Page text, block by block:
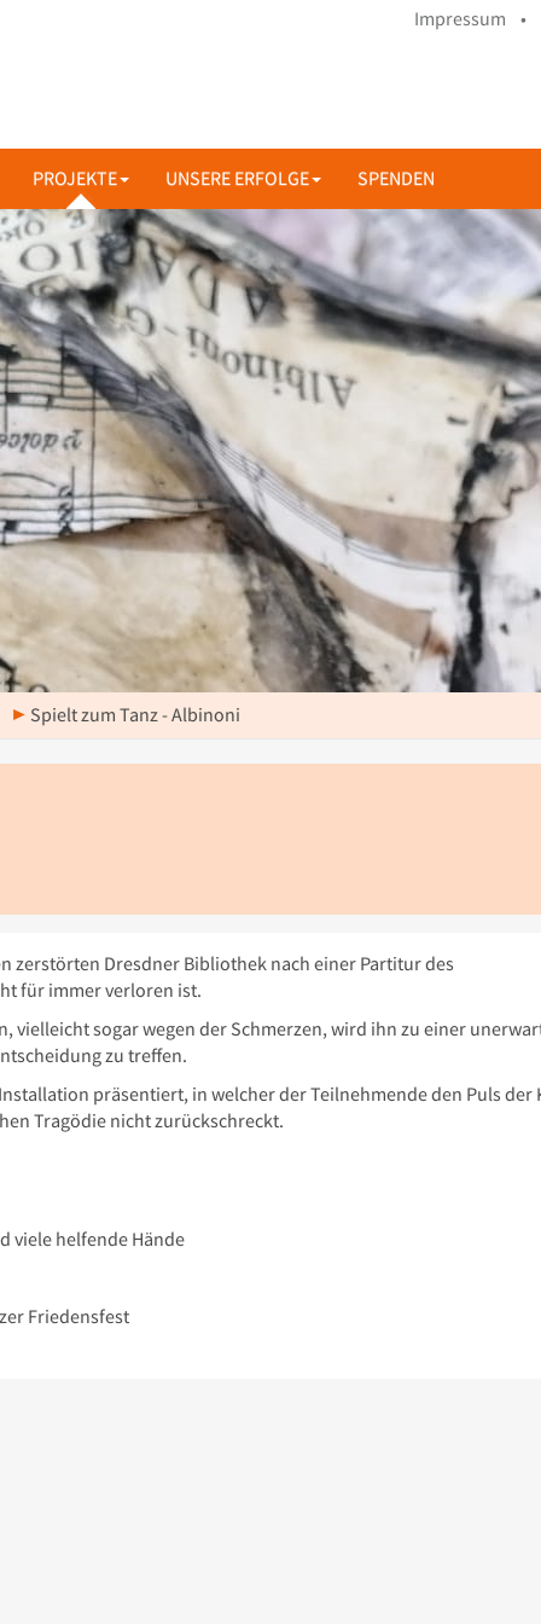
Impressum •
PROJEKTE UNSERE ERFOLGE SPENDEN
Spielt zum Tanz - Albinoni
zerstörten Dresdner Bibliothek nach einer Partitur des
für immer verloren ist.
vielleicht sogar wegen der Schmerzen, wird ihn zu einer
zu treffen.
präsentiert, in welcher der Teilnehmende den Puls der
Tragödie nicht zurückschreckt.
viele helfende Hände
Friedensfest